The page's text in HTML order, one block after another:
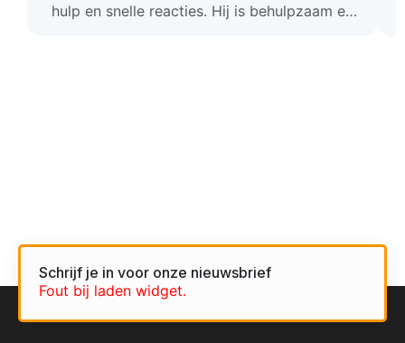
hulp en snelle reacties. Hij is behulpzaam en
Schrijf je in voor onze nieuwsbrief
Fout bij laden widget.